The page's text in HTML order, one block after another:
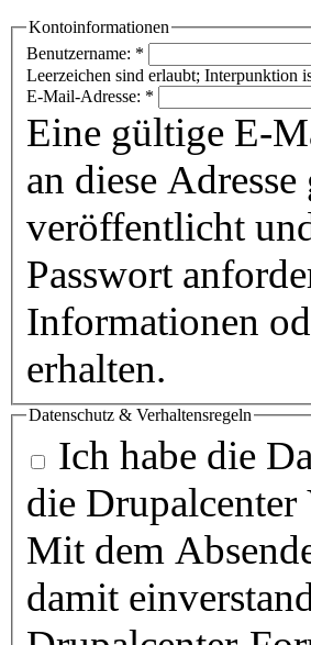
Kontoinformationen
Benutzername: *
Leerzeichen sind erlaubt; Interpunktion
E-Mail-Adresse: *
Eine gültige E-
an diese
veröffentlicht
Passwort
Informationen
erhalten.
Datenschutz & Verhaltensregeln
Ich habe die
die
Mit dem
damit